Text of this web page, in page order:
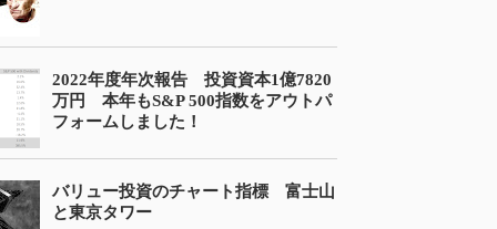
2022年度年次報告 投資資本1億7820
万円 本年もS&P 500指数をアウトパ
フォームしました！
バリュー投資のチャート指標 富士山
と東京タワー